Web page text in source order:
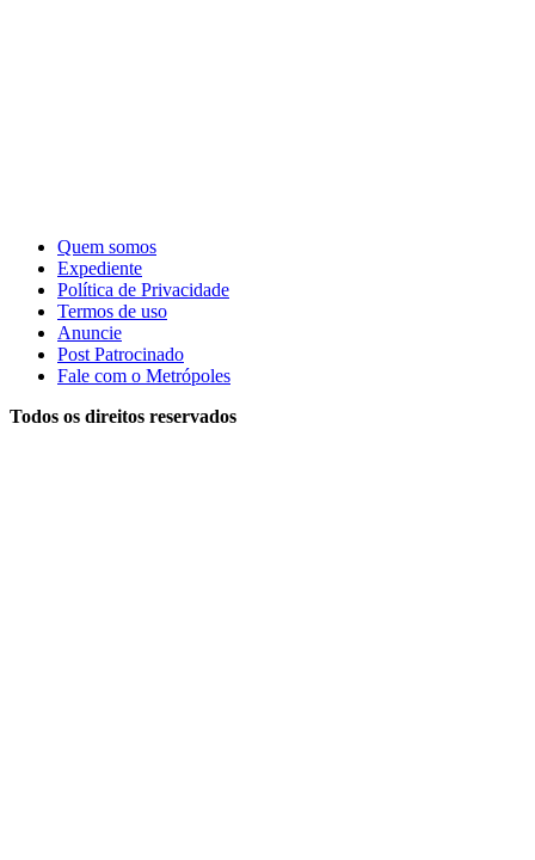
Quem somos
Expediente
Política de Privacidade
Termos de uso
Anuncie
Post Patrocinado
Fale com o Metrópoles
Todos os direitos reservados